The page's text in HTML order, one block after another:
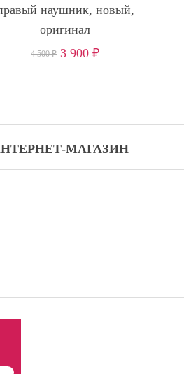
наушник, новый,
оригинал
4 500₽ 3 900₽
МАГАЗИН